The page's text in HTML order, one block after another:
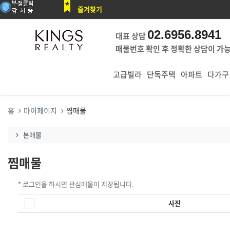
즐겨찾기
대표 상담02.6956.8941
매물번호 확인 후 정확한 상담이 가
고급빌라 단독주택 아파트 다가구
홈 마이페이지 찜매물
본매물
찜매물
* 로그인을 하시면 관심매물이 저장됩니다.
사진